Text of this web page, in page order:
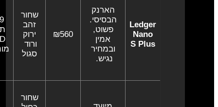
Ledger
Nano
S Plus
הארנק
הבסיסי.
פשוט,
אמין
ובמחיר
נגיש.
₪560
שחור
זהב
ירוק
ורוד
סגול
שחור